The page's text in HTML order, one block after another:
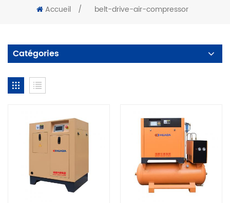
Accueil / belt-drive-air-compressor
Catégories